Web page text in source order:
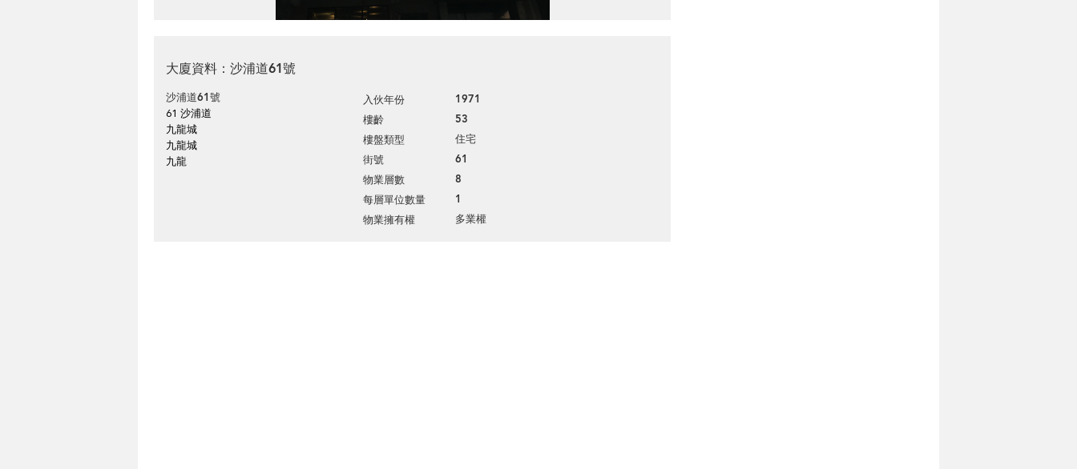
大廈資料：沙浦道61號
沙浦道61號
61 沙浦道
九龍城
九龍城
九龍
入伙年份 1971
樓齡 53
樓盤類型 住宅
街號 61
物業層數 8
每層單位數量 1
物業擁有權 多業權